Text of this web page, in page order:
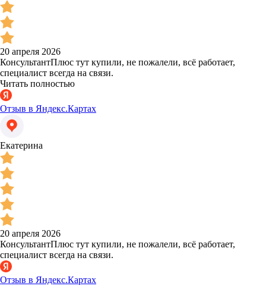
20 апреля 2026
КонсультантПлюс тут купили, не пожалели, всё работает,
специалист всегда на связи.
Читать полностью
Отзыв в Яндекс.Картах
Екатерина
20 апреля 2026
КонсультантПлюс тут купили, не пожалели, всё работает,
специалист всегда на связи.
Отзыв в Яндекс.Картах